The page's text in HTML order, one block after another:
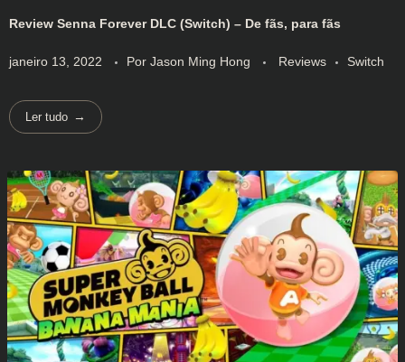
Review Senna Forever DLC (Switch) – De fãs, para fãs
janeiro 13, 2022 Por Jason Ming Hong Reviews Switch
Ler tudo